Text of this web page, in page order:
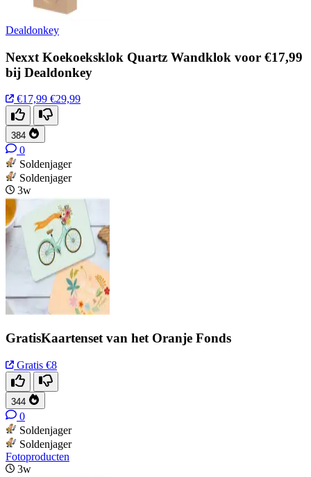
Dealdonkey
Nexxt Koekoeksklok Quartz Wandklok voor €17,99
bij Dealdonkey
€17,99 €29,99
384
0
Soldenjager
Soldenjager
3w
GratisKaartenset van het Oranje Fonds
Gratis €8
344
0
Soldenjager
Soldenjager
Fotoproducten
3w